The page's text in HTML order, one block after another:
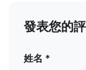
發表您的
姓名 *